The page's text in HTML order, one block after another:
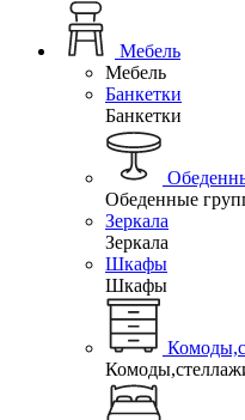
Мебель
Мебель
Банкетки
Банкетки
Обеденные
Зеркала
Зеркала
Шкафы
Шкафы